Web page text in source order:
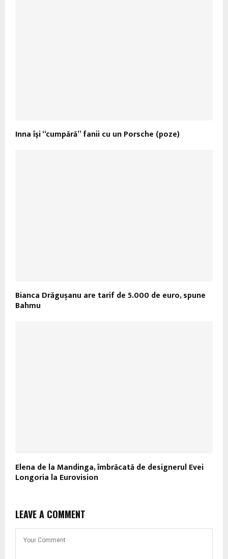
Inna îşi “cumpără” fanii cu un Porsche (poze)
Bianca Drăgușanu are tarif de 5.000 de euro, spune
Bahmu
Elena de la Mandinga, îmbrăcată de designerul Evei
Longoria la Eurovision
LEAVE A COMMENT